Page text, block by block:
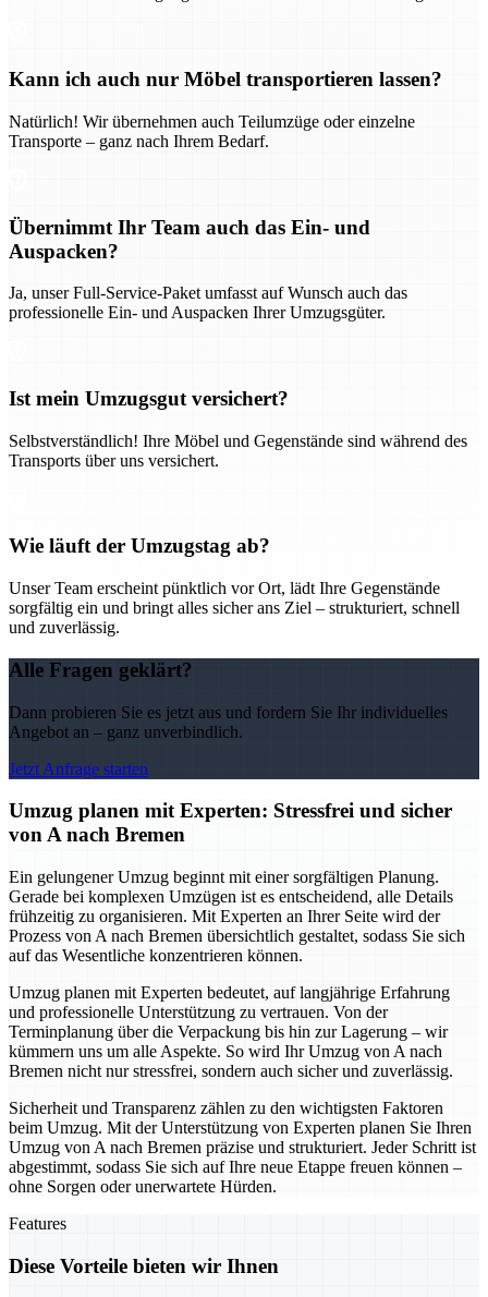
Kann ich auch nur Möbel transportieren lassen?
Natürlich! Wir übernehmen auch Teilumzüge oder einzelne
Transporte – ganz nach Ihrem Bedarf.
Übernimmt Ihr Team auch das Ein- und
Auspacken?
Ja, unser Full-Service-Paket umfasst auf Wunsch auch das
professionelle Ein- und Auspacken Ihrer Umzugsgüter.
Ist mein Umzugsgut versichert?
Selbstverständlich! Ihre Möbel und Gegenstände sind während des
Transports über uns versichert.
Wie läuft der Umzugstag ab?
Unser Team erscheint pünktlich vor Ort, lädt Ihre Gegenstände
sorgfältig ein und bringt alles sicher ans Ziel – strukturiert, schnell
und zuverlässig.
Alle Fragen geklärt?
Dann probieren Sie es jetzt aus und fordern Sie Ihr individuelles
Angebot an – ganz unverbindlich.
Jetzt Anfrage starten
Umzug planen mit Experten: Stressfrei und sicher
von A nach Bremen
Ein gelungener Umzug beginnt mit einer sorgfältigen Planung.
Gerade bei komplexen Umzügen ist es entscheidend, alle Details
frühzeitig zu organisieren. Mit Experten an Ihrer Seite wird der
Prozess von A nach Bremen übersichtlich gestaltet, sodass Sie sich
auf das Wesentliche konzentrieren können.
Umzug planen mit Experten bedeutet, auf langjährige Erfahrung
und professionelle Unterstützung zu vertrauen. Von der
Terminplanung über die Verpackung bis hin zur Lagerung – wir
kümmern uns um alle Aspekte. So wird Ihr Umzug von A nach
Bremen nicht nur stressfrei, sondern auch sicher und zuverlässig.
Sicherheit und Transparenz zählen zu den wichtigsten Faktoren
beim Umzug. Mit der Unterstützung von Experten planen Sie Ihren
Umzug von A nach Bremen präzise und strukturiert. Jeder Schritt ist
abgestimmt, sodass Sie sich auf Ihre neue Etappe freuen können –
ohne Sorgen oder unerwartete Hürden.
Features
Diese Vorteile bieten wir Ihnen